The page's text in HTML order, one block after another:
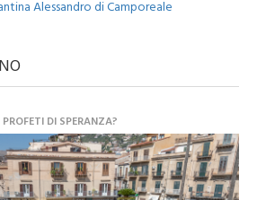
celebra 20 anni: vino, sapori e
DI SPERANZA?